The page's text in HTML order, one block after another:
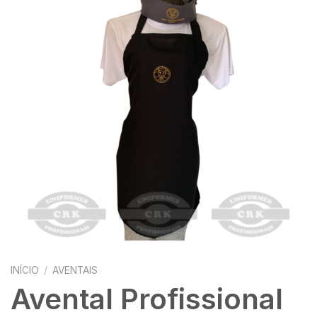
INÍCIO / AVENTAIS
Avental Profissional